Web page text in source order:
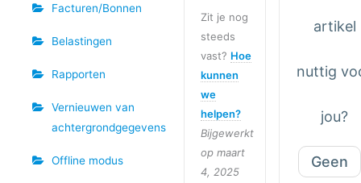
Facturen/Bonnen
Belastingen
Rapporten
Vernieuwen van
achtergrondgegevens
Offline modus
Zit je nog
steeds
vast? Hoe
kunnen
we
helpen?
Bijgewerkt
op maart
4, 2025
artikel
nuttig
jou?
Geen